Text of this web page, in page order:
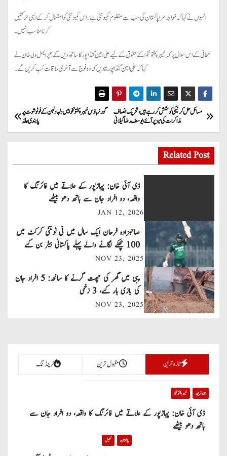
انہوں نے کہا کہ خواجہ سرا پاکستان کی سب سے مظلوم کمیونٹی ہے۔ اس کمیونٹی کو استعمال کرکے ایسی حرکتیں
کرنا مناسب نہیں۔
صحافی کے اس سوال پر کہ خیبر پختونخوا کے حقوق کے لیے علی امین گنڈاپور کا ساتھ دیں گے؟ پر ایمل ولی خان نے
کہا کہ علی امین گنڈا پور بتادیں کہ وہ فوج سے آخری ملاقات کب کریں گے۔
P
o
s
t
a
v
i
g
a
o
n
گورنر ہاؤس خیبر پختونخوا میں دلہا دلہن کے فوٹو شوٹ پر
پابندی عائد
مسائل حل کرنیکی کوشش کر رہے ہیں ، تحریک انصاف
مذاکرات کی میز پر آئے ، یوسف رضا گیلانی
Related Post
ڈی آئی خان: پہاڑپور کے علاقے میں فائرنگ کا
واقعہ، دو افراد جان سے ہاتھ دھو بیٹھے
JAN 12, 2026
صاحبزادہ فرحان ایک سال میں ٹی ٹوئنٹی کرکٹ میں
100 چھکے لگانے والے پہلے پاکستانی بیٹر بن گئے
NOV 23, 2025
پبی میں گھر کی چھت گرنے کا سانحہ: 5 افراد جان
کی بازی ہار گئے، 3 زخمی
NOV 23, 2025
تازہ ترین مقبول ترین ٹرینڈنگ
تازہ ترین خیبر پختونخوا
ڈی آئی خان: پہاڑپور کے علاقے میں فائرنگ کا واقعہ، دو افراد جان سے
ہاتھ دھو بیٹھے
پاکستان کھیل